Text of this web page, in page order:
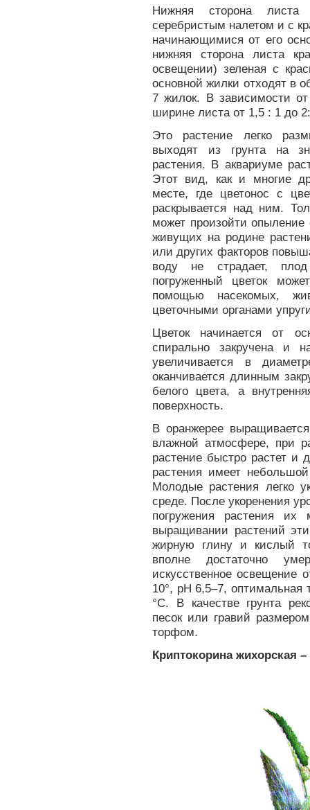
Нижняя сторона листа
серебристым налетом и с
начинающимися от его
нижняя сторона листа
освещении) зеленая с
основной жилки отходят в
7 жилок. В зависимости
ширине листа от 1,5 : 1 до
Это растение легко
выходят из грунта на
растения. В аквариуме
Этот вид, как и многие
месте, где цветонос с
раскрывается над ним.
может произойти
живущих на родине
или других факторов
воду не страдает, плод
погруженный цветок
помощью насекомых,
цветочными органами
Цветок начинается от
спирально закручена и
увеличивается в
оканчивается длинным
белого цвета, а
поверхность.
В оранжерее
влажной атмосфере, при
растение быстро растет и
растения имеет
Молодые растения легко
среде. После укоренения
погружения растения их
выращивании растений
жирную глину и кислый
вполне достаточно
искусственное освещение
10°, рН 6,5–7, оптимальная
°С. В качестве грунта
песок или гравий
торфом.
Криптокорина жихорская